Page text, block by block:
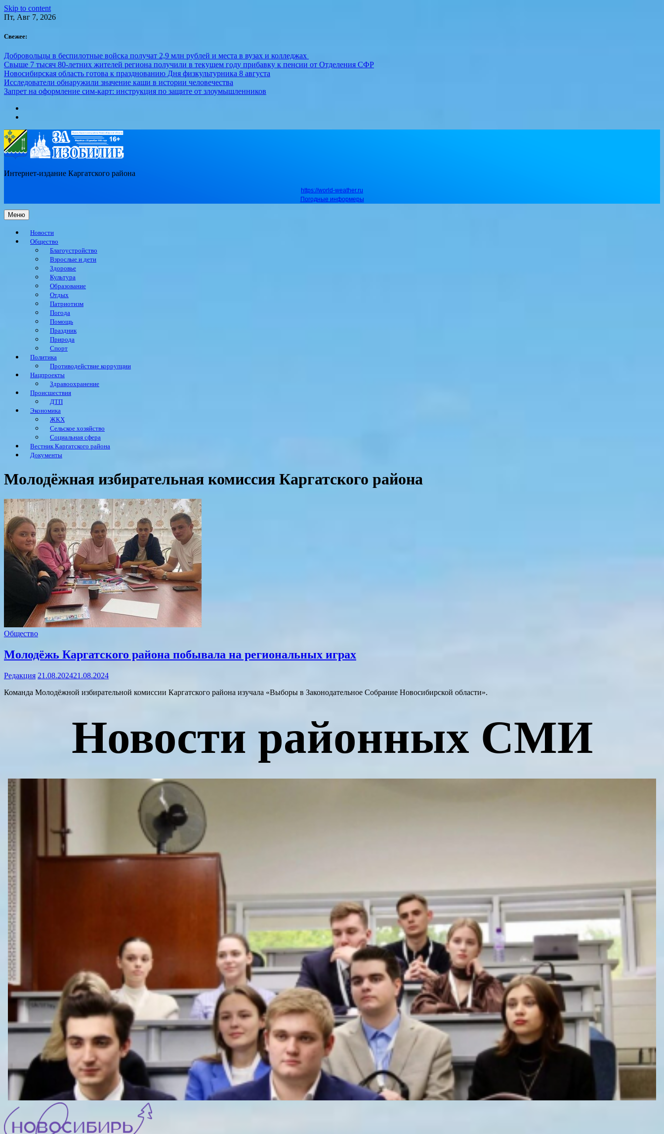
Skip to content
Пт, Авг 7, 2026
Свежее:
Добровольцы в беспилотные войска получат 2,9 млн рублей и места в вузах и колледжах
Свыше 7 тысяч 80-летних жителей региона получили в текущем году прибавку к пенсии от Отделения СФР
Новосибирская область готова к празднованию Дня физкультурника 8 августа
Исследователи обнаружили значение каши в истории человечества
Запрет на оформление сим-карт: инструкция по защите от злоумышленников
Интернет-издание Каргатского района
https://world-weather.ru
Погодные информеры
Меню
Новости
Общество
Благоустройство
Взрослые и дети
Здоровье
Культура
Образование
Отдых
Патриотизм
Погода
Помощь
Праздник
Природа
Спорт
Политика
Противодействие коррупции
Нацпроекты
Здравоохранение
Происшествия
ДТП
Экономика
ЖКХ
Сельское хозяйство
Социальная сфера
Вестник Каргатского района
Документы
Молодёжная избирательная комиссия Каргатского района
Общество
Молодёжь Каргатского района побывала на региональных играх
Редакция 21.08.202421.08.2024
Команда Молодёжной избирательной комиссии Каргатского района изучала «Выборы в Законодательное Собрание Новосибирской области».